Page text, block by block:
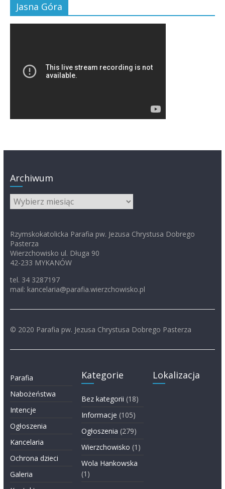
Jasna Góra
Archiwum
Archiwum
Rzymskokatolicka Parafia pw. Jezusa Chrystusa Dobrego
Pasterza
Wierzchowisko ul. Długa 90
42-233 MYKANÓW
tel. 34 3287197
mail: kancelaria@parafia.wierzchowisko.pl
© 2020 Parafia pw. Jezusa Chrystusa Dobrego Pasterza
Parafia
Nabożeństwa
Intencje
Ogłoszenia
Kancelaria
Ochrona dzieci
Galeria
Kategorie
Bez kategorii (18)
Informacje (105)
Ogłoszenia (279)
Wierzchowisko (1)
Wola Hankowska
(1)
Lokalizacja